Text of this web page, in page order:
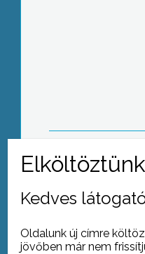
Önkormányzati
dolgozója, Kállai
Kedves
Oldalunk új címre
jövőben már nem